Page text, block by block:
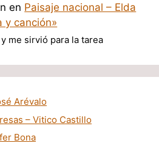
en Paisaje nacional – Elda
y canción»
me sirvió para la tarea
Arévalo
– Vitico Castillo
Bona